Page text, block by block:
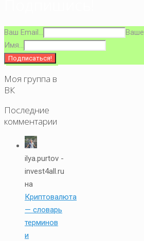
Ваш Email...
Ваше
Имя...
Моя группа в
ВК
Последние
комментарии
ilya.purtov -
invest4all.ru
на
Криптовалюта
— словарь
терминов
и